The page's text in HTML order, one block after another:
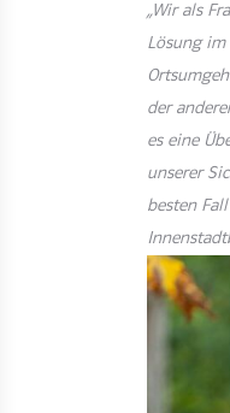
„Wir als
Lösung im
der
es eine
unserer
besten